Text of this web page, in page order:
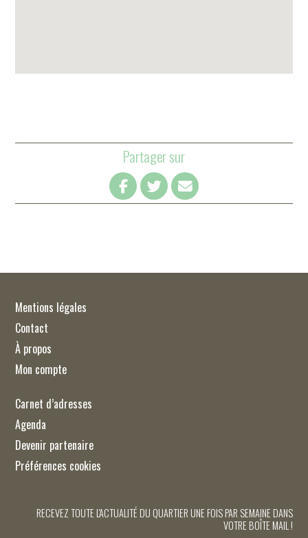
Partager sur
Mentions légales
Contact
À propos
Mon compte
Carnet d’adresses
Agenda
Devenir partenaire
Préférences cookies
RECEVEZ TOUTE L'ACTUALITÉ DU QUARTIER UNE FOIS PAR SEMAINE DANS
VOTRE BOÎTE MAIL !